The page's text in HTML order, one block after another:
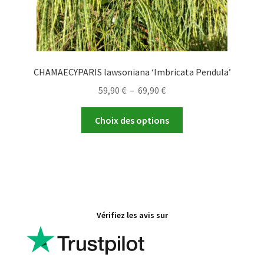
produit
CHAMAECYPARIS lawsoniana ‘Imbricata Pendula’
59,90 € – 69,90 €Plage
prix :
59,90 €
Choix des options
Vérifiez les avis sur